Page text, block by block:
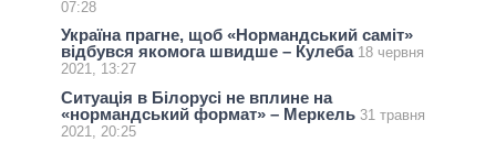
07:28
Україна прагне, щоб «Нормандський саміт»
відбувся якомога швидше – Кулеба 18 червня
2021, 13:27
Ситуація в Білорусі не вплине на
«нормандський формат» – Меркель 31 травня
2021, 20:25